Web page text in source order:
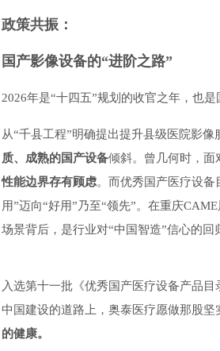
政策共振：
国产影像设备的“进阶之路”
2026年是“十四五”规划的收官之年，也
从“千县工程”明确提出提升县级医院影
质、成熟的国产设备倾斜。曾几何时，面
性能边界存有顾虑。而优秀国产医疗设备
用”迈向“好用”乃至“领先”。在重庆
场景背后，是行业对“中国智造”信心的回
入选第十一批《优秀国产医疗设备产品
中国建设的道路上，奥泰医疗愿做那股坚
的健康。